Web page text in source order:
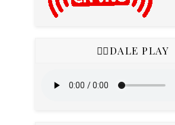
👇🏻DALE PLAY